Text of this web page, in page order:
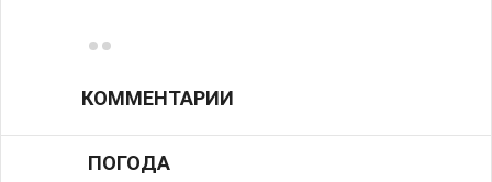
КОММЕНТАРИИ
ПОГОДА